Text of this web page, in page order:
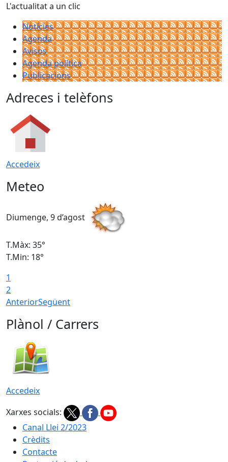
L'actualitat a un clic
Notícies
Agenda
Avisos
Agenda política
Publicacions
Adreces i telèfons
Accedeix
Meteo
Diumenge, 9 d’agost
T.Màx: 35°
T.Min: 18°
1
2
AnteriorSegüent
Plànol / Carrers
Accedeix
Xarxes socials:
Canal Llei 2/2023
Crèdits
Contacte